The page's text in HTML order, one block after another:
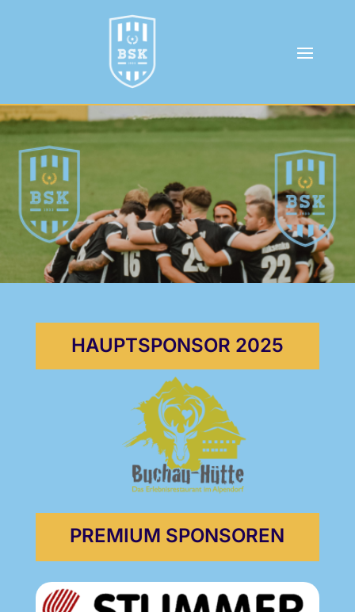
HAUPTSPONSOR 2025
PREMIUM SPONSOREN